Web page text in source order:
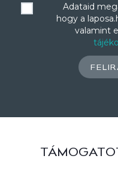
Adataid
hogy a
valamint